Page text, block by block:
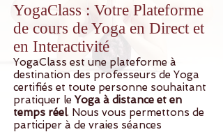
YogaClass : Votre Plateforme
de cours de Yoga en Direct et
en Interactivité
YogaClass est une plateforme à
destination des professeurs de Yoga
certifiés et toute personne souhaitant
pratiquer leYoga à distance et en
temps réel. Nous vous permettons de
participer à de vraies séances